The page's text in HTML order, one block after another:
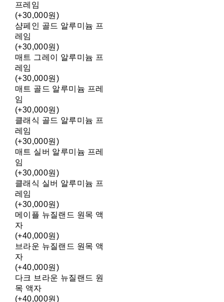
프레임
(+30,000원)
샴페인 골드 알루미늄 프
레임
(+30,000원)
매트 그레이 알루미늄 프
레임
(+30,000원)
매트 골드 알루미늄 프레
임
(+30,000원)
클래식 골드 알루미늄 프
레임
(+30,000원)
매트 실버 알루미늄 프레
임
(+30,000원)
클래식 실버 알루미늄 프
레임
(+30,000원)
메이플 뉴질랜드 원목 액
자
(+40,000원)
브라운 뉴질랜드 원목 액
자
(+40,000원)
다크 브라운 뉴질랜드 원
목 액자
(+40,000원)